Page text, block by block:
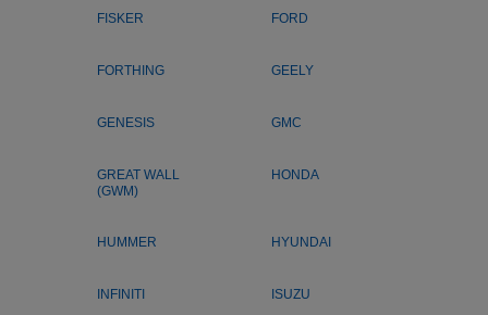
FISKER FORD
FORTHING GEELY
GENESIS GMC
GREAT WALL
(GWM)
HONDA
HUMMER HYUNDAI
INFINITI ISUZU